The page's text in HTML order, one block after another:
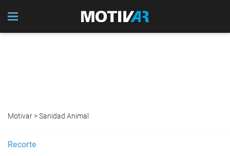
Motivar>Sanidad Animal
Recorte